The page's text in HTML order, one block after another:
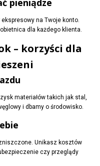
pieniądze
ekspresowy na Twoje konto.
dla każdego klienta.
– korzyści dla
materiałów takich jak stal,
i dbamy o środowisko.
Unikasz kosztów
czy przeglądy